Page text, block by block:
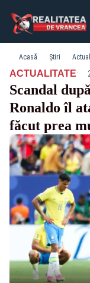
Acasă Știri
ACTUALITATE·
Scandal
Ronaldo îl
făcut prea